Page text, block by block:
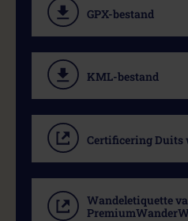
GPX-bestand
KML-bestand
Certificering
Wandeletiquette